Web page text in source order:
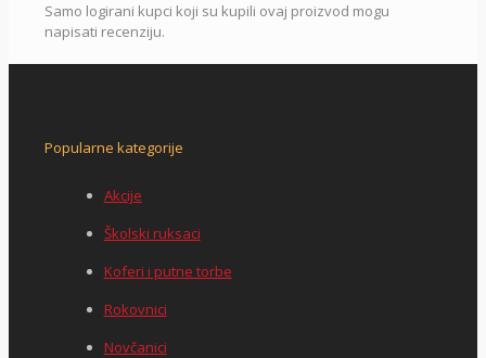
Samo logirani kupci koji su kupili ovaj proizvod mogu
napisati recenziju.
Popularne kategorije
Akcije
Školski ruksaci
Koferi i putne torbe
Rokovnici
Novčanici